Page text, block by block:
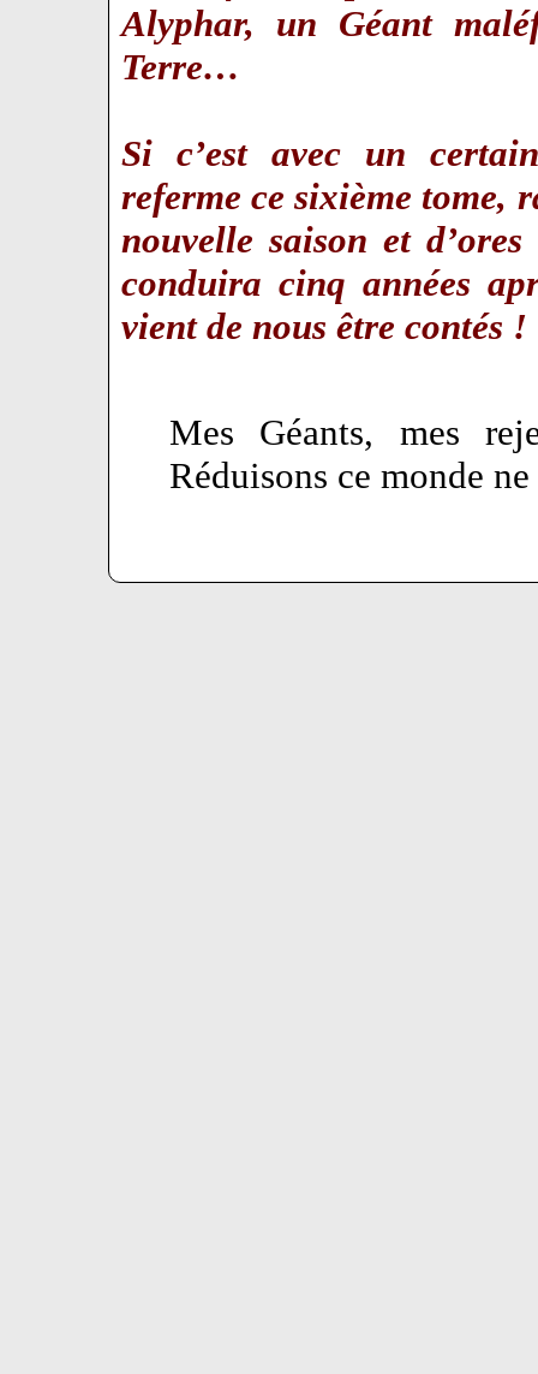
Alyphar, un Géant
Terre…
Si c’est avec un
referme ce sixième tome,
nouvelle saison et
conduira cinq années
vient de nous être contés !
Mes Géants, mes
Réduisons ce monde